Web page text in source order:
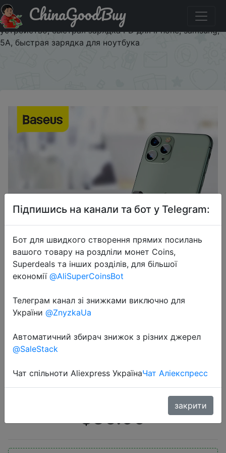
Купити по знижці BASEUSEU Внешний аккумулятор
Baseus 2 в 1 GaN, 10000 мАч, 45 Вт, USB зарядное
устройство, быстрая зарядка PD для iPhone, samsung,
5A, быстрая зарядка для ноутбука
ChinaGoodBuy
2020-07-02
GaN, 10000 мАч, 45 Вт, USB
зарядное устройство, быстрая
5A, быстрая зарядка для ноутбука
$36.99
Підпишись на канали та бот у Telegram:
Бот для швидкого створення прямих посилань
вашого товару на роздліли монет Coins,
Superdeals та інших розділів, для більшої
економії @AliSuperCoinsBot
Телеграм канал зі знижками виключно для
України @ZnyzkaUa
Автоматичний збирач знижок з різних джерел
@SaleStack
Чат спільноти Aliexpress УкраїнаЧат Аліекспресс
закрити